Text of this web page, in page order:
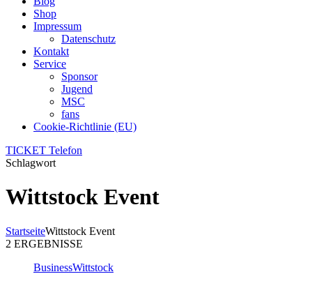
drücken)
Shop
Impressum
Datenschutz
Kontakt
Service
Sponsor
Jugend
MSC
fans
Cookie-Richtlinie (EU)
TICKET Telefon
Schlagwort
Wittstock Event
StartseiteWittstock Event
2 ERGEBNISSE
BusinessWittstock